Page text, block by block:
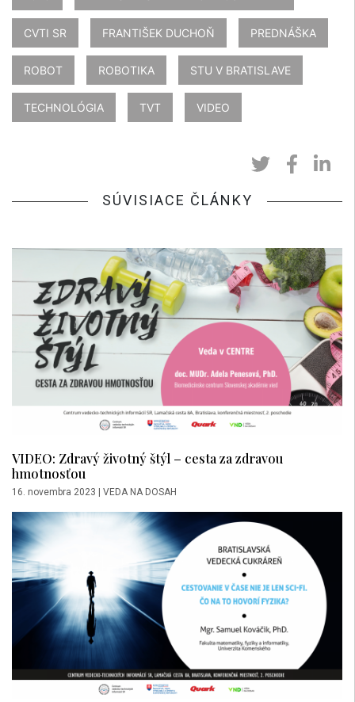
CVTI SR FRANTIŠEK DUCHOŇ PREDNÁŠKA
ROBOT ROBOTIKA STU V BRATISLAVE
TECHNOLÓGIA TVT VIDEO
SÚVISIACE ČLÁNKY
VIDEO: Zdravý životný štýl – cesta za zdravou
hmotnosťou
16. novembra 2023 VEDA NA DOSAH